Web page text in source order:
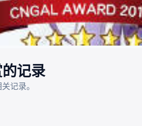
记录
记录。